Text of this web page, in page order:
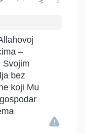
–
Svojim
bez
koji Mu